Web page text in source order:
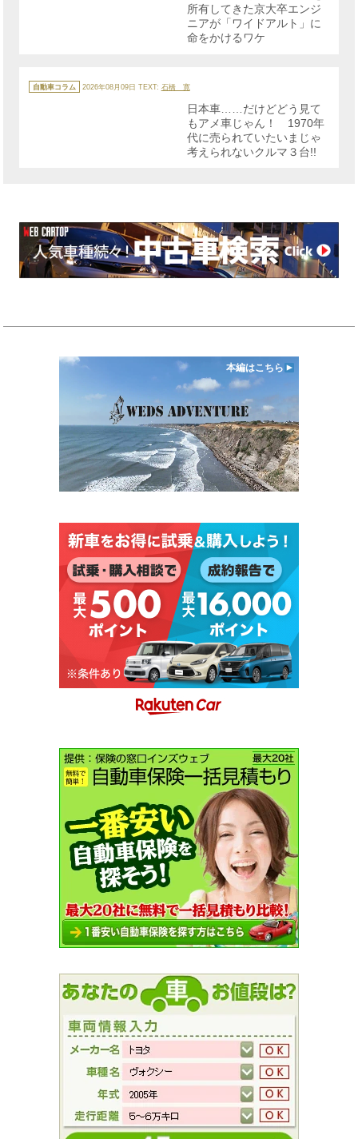
所有してきた京大卒エンジ
ニアが「ワイドアルト」に
命をかけるワケ
テ
ゴ
自動車コラム 2026年08月09日 TEXT: 石橋 寛
日本車……だけどどう見て
もアメ車じゃん！ 1970年
代に売られていたいまじゃ
考えられないクルマ３台!!
本編はこちら